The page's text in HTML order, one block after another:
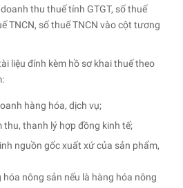
thu thuế tính GTGT, số thuế
TNCN, số thuế TNCN vào cột tương
liệu đính kèm hồ sơ khai thuế theo
hàng hóa, dịch vụ;
thu, thanh lý hợp đồng kinh tế;
nguồn gốc xuất xứ của sản phẩm,
nông sản nếu là hàng hóa nông